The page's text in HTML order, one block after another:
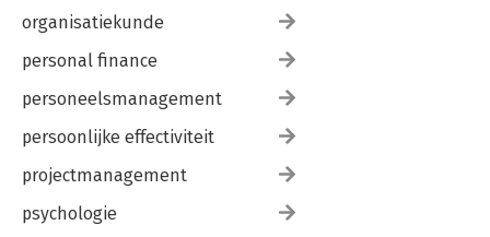
organisatiekunde
personal finance
personeelsmanagement
persoonlijke effectiviteit
projectmanagement
psychologie